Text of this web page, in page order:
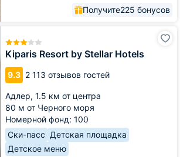
Получите225 бонусов
Kiparis Resort by Stellar Hotels
9.3 2 113 отзывов гостей
Адлер, 1.5 км от центра
80 м от Черного моря
Номерной фонд: 100
Ски-пасс Детская площадка
Детское меню